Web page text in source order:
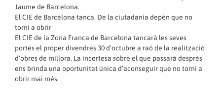
Jaume de Barcelona.
El CIE de Barcelona tanca. De la ciutadania depèn que no
torni a obrir
El CIE de la Zona Franca de Barcelona tancarà les seves
portes el proper divendres 30 d’octubre a raó de la realització
d’obres de millora. La incertesa sobre el que passarà després
ens brinda una oportunitat única d’aconseguir que no torni a
obrir mai més.